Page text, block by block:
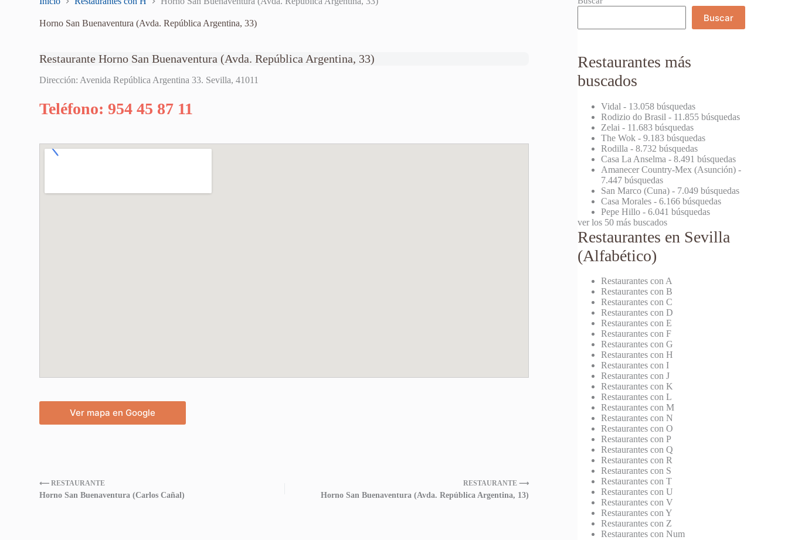
Horno San Buenaventura (Avda. República Argentina, 33)
Restaurante Horno San Buenaventura (Avda. República Argentina, 33)
Dirección: Avenida República Argentina 33. Sevilla, 41011
Teléfono: 954 45 87 11
Ver mapa en Google
⟵ RESTAURANTE
Horno San Buenaventura (Carlos Cañal)
RESTAURANTE ⟶
Horno San Buenaventura (Avda. República Argentina, 13)
Buscar
Restaurantes más
buscados
Vidal - 13.058 búsquedas
Rodizio do Brasil - 11.855 búsquedas
Zelai - 11.683 búsquedas
The Wok - 9.183 búsquedas
Rodilla - 8.732 búsquedas
Casa La Anselma - 8.491 búsquedas
Amanecer Country-Mex (Asunción) -
7.447 búsquedas
San Marco (Cuna) - 7.049 búsquedas
Casa Morales - 6.166 búsquedas
Pepe Hillo - 6.041 búsquedas
ver los 50 más buscados
Restaurantes en Sevilla
(Alfabético)
Restaurantes con A
Restaurantes con B
Restaurantes con C
Restaurantes con D
Restaurantes con E
Restaurantes con F
Restaurantes con G
Restaurantes con H
Restaurantes con I
Restaurantes con J
Restaurantes con K
Restaurantes con L
Restaurantes con M
Restaurantes con N
Restaurantes con O
Restaurantes con P
Restaurantes con Q
Restaurantes con R
Restaurantes con S
Restaurantes con T
Restaurantes con U
Restaurantes con V
Restaurantes con Y
Restaurantes con Z
Restaurantes con Num